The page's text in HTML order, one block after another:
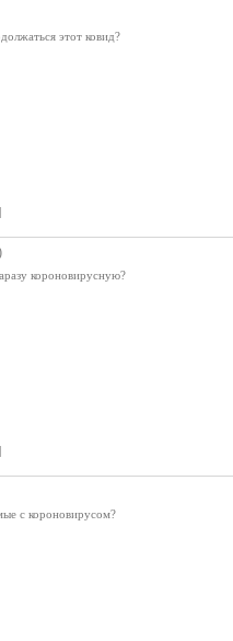
этот ковид?
короновирусную?
с короновирусом?